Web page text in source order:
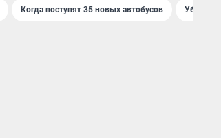
Когда поступят 35 новых автобусов Убийца